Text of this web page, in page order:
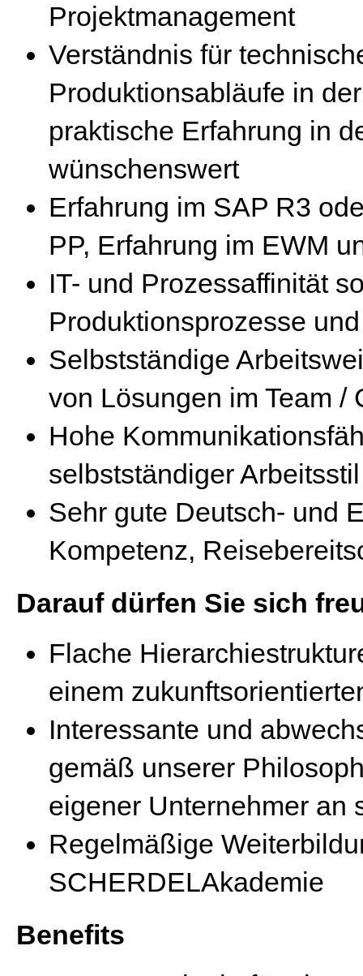
Projektmanagement
Verständnis für
Produktionsabläufe in
praktische Erfahrung in
wünschenswert
Erfahrung im SAP R3
PP, Erfahrung im EWM
IT- und Prozessaffinität
Produktionsprozesse
Selbstständige
von Lösungen im Team /
Hohe
selbstständiger Arbeitsstil
Sehr gute Deutsch- und
Kompetenz,
Darauf dürfen Sie sich
Flache
einem
Interessante und
gemäß unserer
eigener Unternehmer an
Regelmäßige
SCHERDELAkademie
Benefits